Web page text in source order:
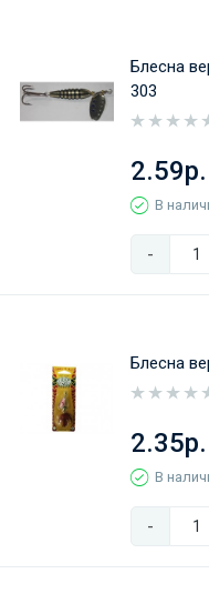
Блесна
303
2.59р.
В
-
Блесна
2.35р.
В
-